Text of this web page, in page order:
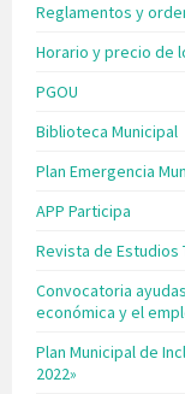
Reglamentos y
Horario y precio de
PGOU
Biblioteca Municipal
Plan Emergencia
APP Participa
Revista de Estudios
Convocatoria
económica y el
Plan Municipal de
2022»